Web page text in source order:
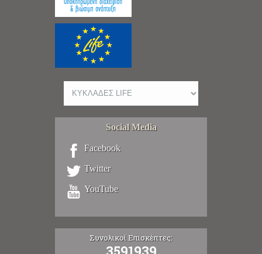
Social Media
Facebook
Twitter
YouTube
Συνολικοί Επισκέπτες: